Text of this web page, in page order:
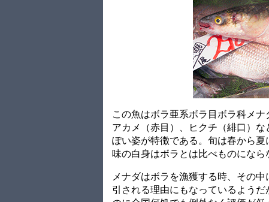
この魚はボラ亜系ボラ目ボラ科メ
アカメ（赤目）、ヒクチ（緋口）
ぽい姿が特徴である。旬は春から
味の白身はボラとは比べものになら
メナダはボラを漁獲する時、その
引される理由にもなっているよう